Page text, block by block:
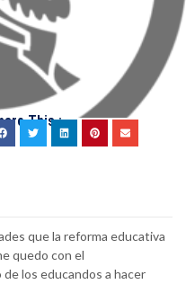
This :
que la reforma educativa
quedo con el
los educandos a hacer